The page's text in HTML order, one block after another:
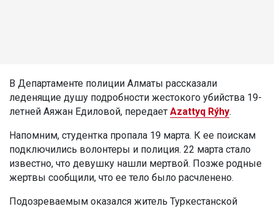
В Департаменте полиции Алматы рассказали
леденящие душу подробности жестокого убийства 19-
летней Аяжан Едиловой, передает Azattyq Rýhy.
Напомним, студентка пропала 19 марта. К ее поискам
подключились волонтеры и полиция. 22 марта стало
известно, что девушку нашли мертвой. Позже родные
жертвы сообщили, что ее тело было расчленено.
Подозреваемым оказался житель Туркестанской